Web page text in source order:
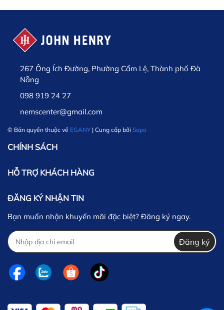
267 Ông Ích Đường, Phường Cẩm Lệ, Thành phố Đà
Nẵng
098 919 24 27
nemscenter@gmail.com
© Bản quyền thuộc về EGANY | Cung cấp bởi Sapo
CHÍNH SÁCH
HỖ TRỢ KHÁCH HÀNG
ĐĂNG KÝ NHẬN TIN
Bạn muốn nhận khuyến mãi đặc biệt? Đăng ký ngay.
Đăng ký